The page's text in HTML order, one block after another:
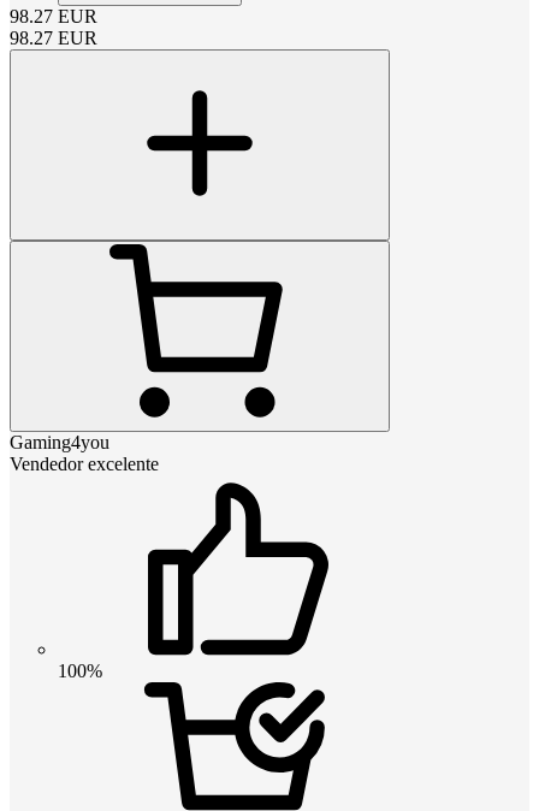
98.27 EUR
98.27 EUR
Gaming4you
Vendedor excelente
100%